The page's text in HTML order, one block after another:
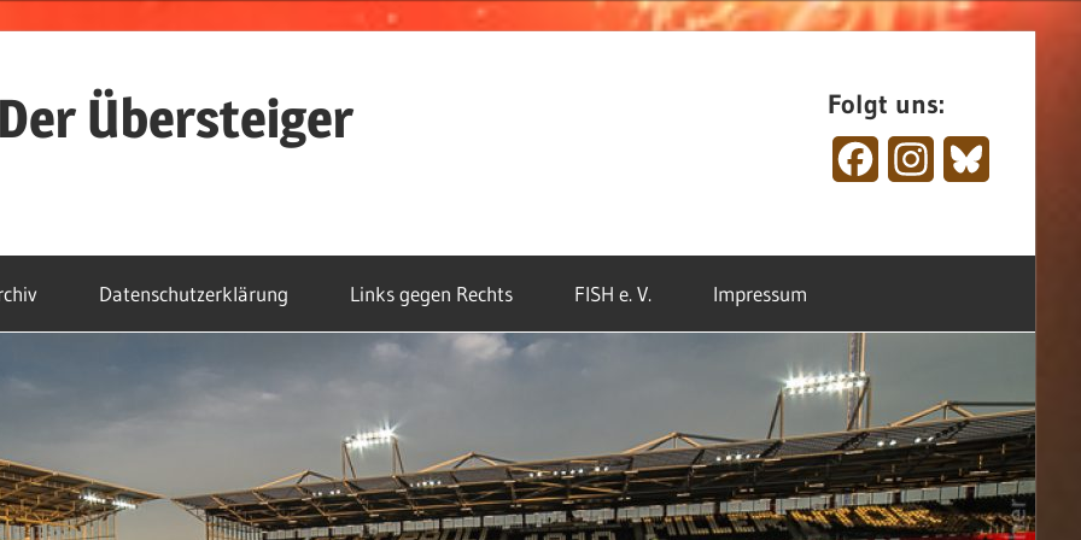
Der Übersteiger Folgt uns:
FacebookInstagram
Datenschutzerklärung Links gegen Rechts FISH e. V. Impressum